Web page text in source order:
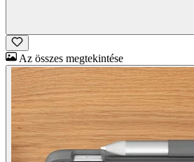
Az összes megtekintése